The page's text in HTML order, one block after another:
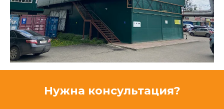
Нужна консультация?